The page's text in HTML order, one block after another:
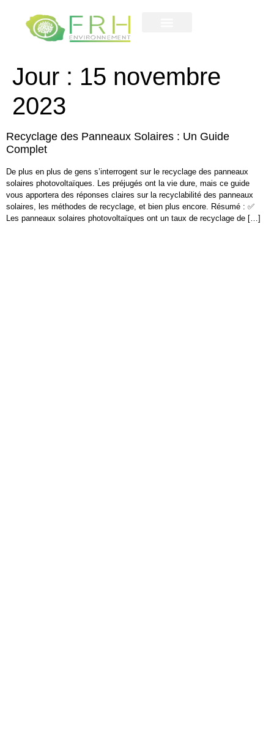
Jour : 15 novembre
2023
Recyclage des Panneaux Solaires : Un Guide
Complet
De plus en plus de gens s’interrogent sur le recyclage des panneaux
solaires photovoltaïques. Les préjugés ont la vie dure, mais ce guide
vous apportera des réponses claires sur la recyclabilité des panneaux
solaires, les méthodes de recyclage, et bien plus encore. Résumé : ✅
Les panneaux solaires photovoltaïques ont un taux de recyclage de […]